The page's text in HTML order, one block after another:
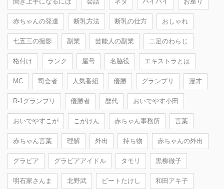
赤ちゃんの発達 断乳方法 断乳の仕方 おしゃれ
七五三の撮影 副業 芸能人の副業 二足のわらじ
格付け ランク 屋号 名脇役 エキストラとは
MC 司会者 人気番組 優勝 グランプリ 漫才
R-1グランプリ 優勝者 歴代 おいでやす小田
おいでやすこが こがけん 赤ちゃん事務所 言葉
赤ちゃん言葉 理解 外出 持ち物 赤ちゃんの外出
グラビア グラビアアイドル タモリ 黒柳徹子
明石家さんま 北野武 ビートたけし 和田アキ子